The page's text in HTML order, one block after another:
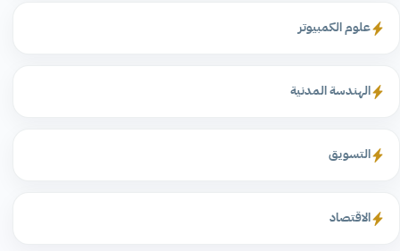
علوم الكمبيوتر
الهندسة المدنية
التسويق
الاقتصاد